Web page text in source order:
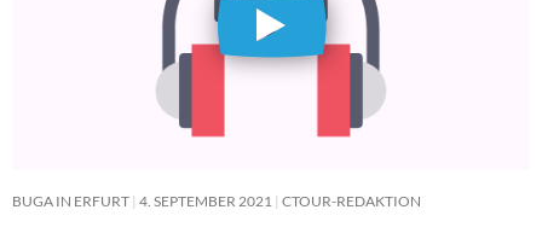
BUGA IN ERFURT 4. SEPTEMBER 2021 CTOUR-REDAKTION